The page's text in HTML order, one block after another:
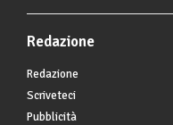
Redazione
Redazione
Scriveteci
Pubblicità